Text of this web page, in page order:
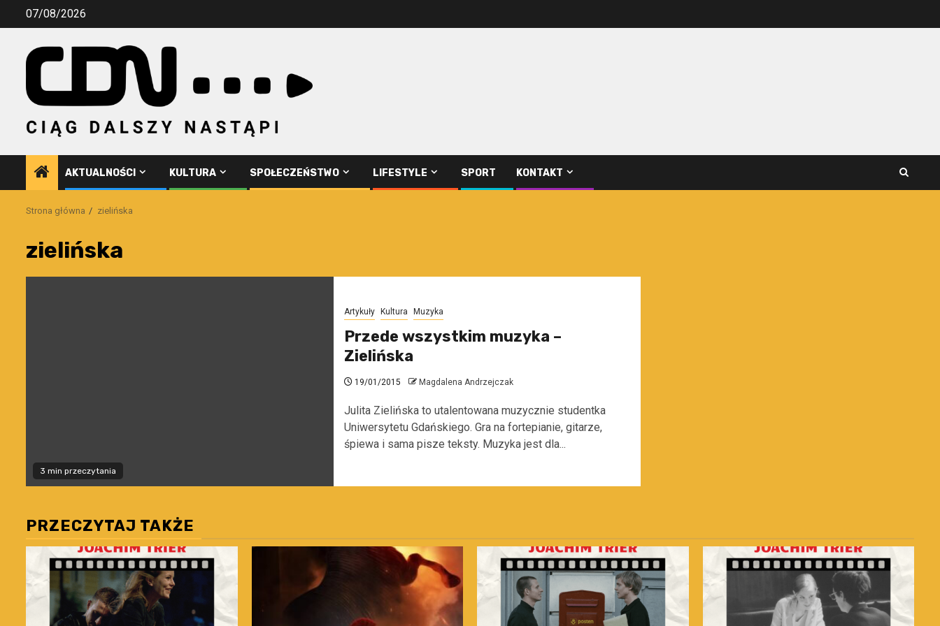
Przejdź07/08/2026
AKTUALNOŚCI KULTURA SPOŁECZEŃSTWO LIFESTYLE SPORT KONTAKT
Strona główna zielińska
zielińska
3 min przeczytania
Artykuły Kultura Muzyka
Przede wszystkim muzyka –
Zielińska
19/01/2015 Magdalena Andrzejczak
Julita Zielińska to utalentowana muzycznie studentka
Uniwersytetu Gdańskiego. Gra na fortepianie, gitarze,
śpiewa i sama pisze teksty. Muzyka jest dla...
PRZECZYTAJ TAKŻE